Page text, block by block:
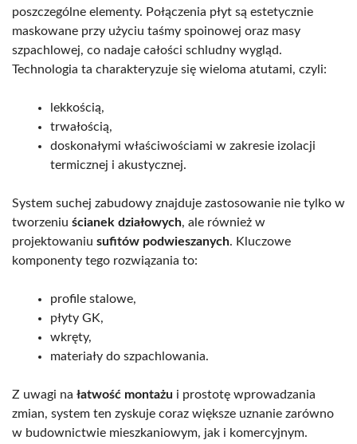
poszczególne elementy. Połączenia płyt są estetycznie
maskowane przy użyciu taśmy spoinowej oraz masy
szpachlowej, co nadaje całości schludny wygląd.
Technologia ta charakteryzuje się wieloma atutami, czyli:
lekkością,
trwałością,
doskonałymi właściwościami w zakresie izolacji
termicznej i akustycznej.
System suchej zabudowy znajduje zastosowanie nie tylko w
tworzeniu ścianek działowych, ale również w
projektowaniu sufitów podwieszanych. Kluczowe
komponenty tego rozwiązania to:
profile stalowe,
płyty GK,
wkręty,
materiały do szpachlowania.
Z uwagi na łatwość montażu i prostotę wprowadzania
zmian, system ten zyskuje coraz większe uznanie zarówno
w budownictwie mieszkaniowym, jak i komercyjnym.